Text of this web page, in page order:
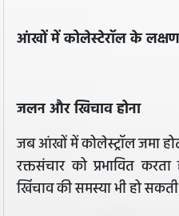
आंखों में कोलेस्टेरॉल के लक्षण
जलन और खिचाव होना
जब आंखों में कोलेस्ट्रॉल जमा
रक्तसंचार को प्रभावित
खिंचाव की समस्या भी हो